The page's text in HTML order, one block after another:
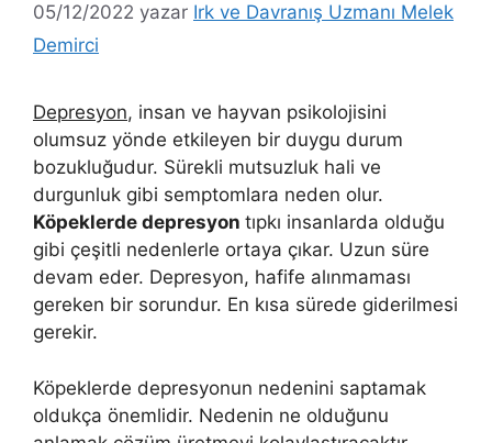
05/12/2022 yazar Irk ve Davranış Uzmanı Melek
Demirci
Depresyon, insan ve hayvan psikolojisini
olumsuz yönde etkileyen bir duygu durum
bozukluğudur. Sürekli mutsuzluk hali ve
durgunluk gibi semptomlara neden olur.
Köpeklerde depresyon tıpkı insanlarda olduğu
gibi çeşitli nedenlerle ortaya çıkar. Uzun süre
devam eder. Depresyon, hafife alınmaması
gereken bir sorundur. En kısa sürede giderilmesi
gerekir.
Köpeklerde depresyonun nedenini saptamak
oldukça önemlidir. Nedenin ne olduğunu